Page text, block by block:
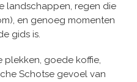
landschappen, regen die
en genoeg momenten
gids is.
plekken, goede koffie,
Schotse gevoel van